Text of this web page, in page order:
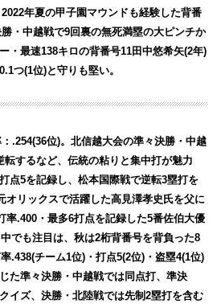
年夏の甲子園マウンドも経験した背番
・中越戦で9回裏の無死満塁の大ピンチか
・最速138キロの背番号11田中悠希矢(2年)
つ(1位)と守りも堅い。
.254(36位)。北信越大会の準々決勝・中越
するなど、伝統の粘りと集中打が魅力
点5を記録し、松本国際戦で逆転3塁打を
オリックスで活躍した高見澤孝史氏を父に
率.400・最多6打点を記録した5番佐伯大優
でも注目は、秋は2桁背番号を背負った8
.438(チーム1位)・打点5(2位)・盗塁4(1位)
た準々決勝・中越戦では同点打、準決
イズ、決勝・北陸戦では先制2塁打を含む